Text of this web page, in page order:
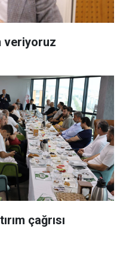
veriyoruz
çağrısı